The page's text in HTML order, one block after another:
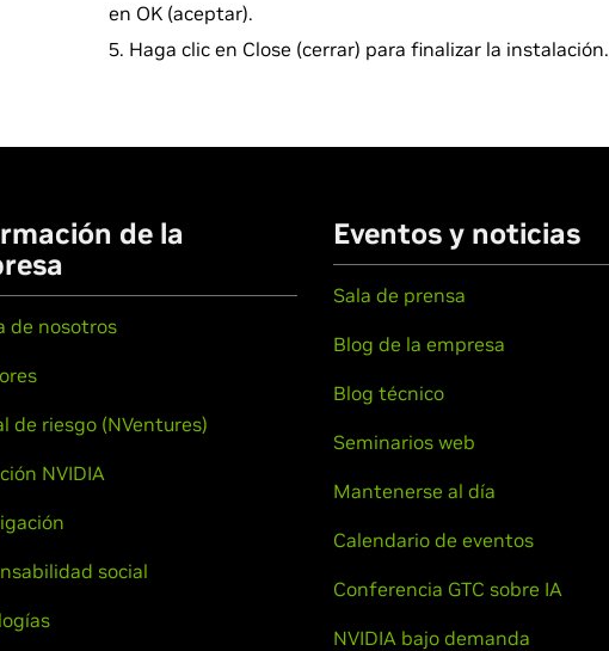
en OK (aceptar).
Haga clic en Close (cerrar) para finalizar la instalación.
de la
de nosotros
de riesgo (NVentures)
NVIDIA
social
Eventos y noticias
Sala de prensa
Blog de la empresa
Blog técnico
Seminarios web
Mantenerse al día
Calendario de eventos
Conferencia GTC sobre IA
NVIDIA bajo demanda